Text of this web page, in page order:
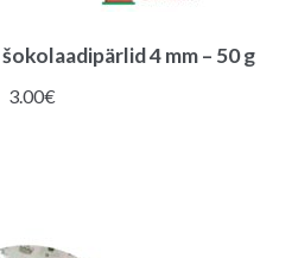
4 mm – 50 g
3.00€